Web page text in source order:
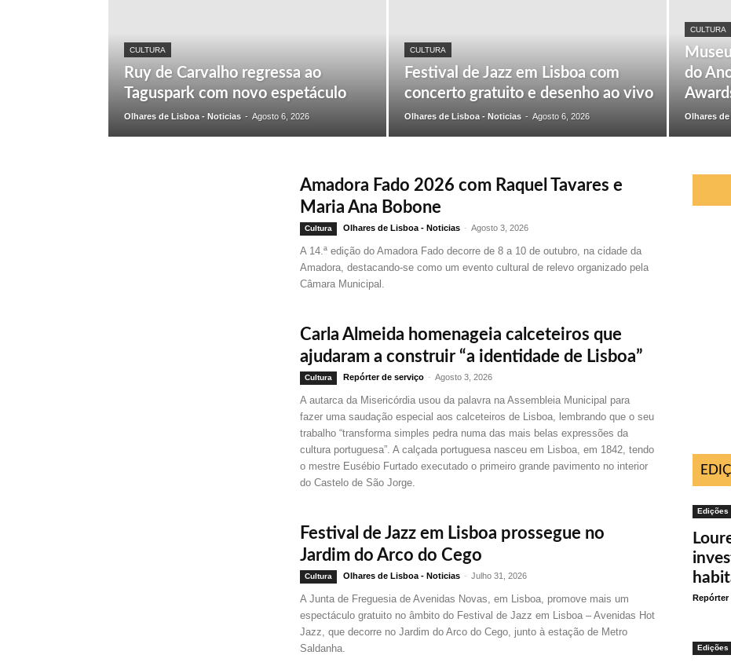
CULTURA
Ruy de Carvalho regressa ao
Taguspark com novo espetáculo
Olhares de Lisboa - Noticias - Agosto 6, 2026
CULTURA
Festival de Jazz em Lisboa com
concerto gratuito e desenho ao vivo
Olhares de Lisboa - Noticias - Agosto 6, 2026
CULTURA
do
Olhares
Amadora Fado 2026 com Raquel Tavares e
Maria Ana Bobone
Cultura Olhares de Lisboa - Noticias - Agosto 3, 2026
A 14.ª edição do Amadora Fado decorre de 8 a 10 de outubro, na cidade da
Amadora, destacando-se como um evento cultural de relevo organizado pela
Câmara Municipal.
Carla Almeida homenageia calceteiros que
ajudaram a construir “a identidade de Lisboa”
Cultura Repórter de serviço - Agosto 3, 2026
A autarca da Misericórdia usou da palavra na Assembleia Municipal para
fazer uma saudação especial aos calceteiros de Lisboa, lembrando que o seu
trabalho “transforma simples pedra numa das mais belas expressões da
cultura portuguesa”. A calçada portuguesa nasceu em Lisboa, em 1842, tendo
o mestre Eusébio Furtado executado o primeiro grande pavimento no interior
do Castelo de São Jorge.
Festival de Jazz em Lisboa prossegue no
Jardim do Arco do Cego
Cultura Olhares de Lisboa - Noticias - Julho 31, 2026
A Junta de Freguesia de Avenidas Novas, em Lisboa, promove mais um
espectáculo gratuito no âmbito do Festival de Jazz em Lisboa – Avenidas Hot
Jazz, que decorre no Jardim do Arco do Cego, junto à estação de Metro
Saldanha.
Edições
Repórter
Edições